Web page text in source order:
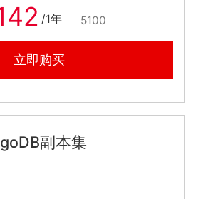
/1年 5100
立即购买
副本集